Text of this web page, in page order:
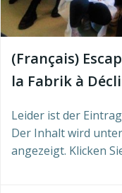
(Français)
la Fabrik à
Leider ist der
Der Inhalt wird
angezeigt. Klicken